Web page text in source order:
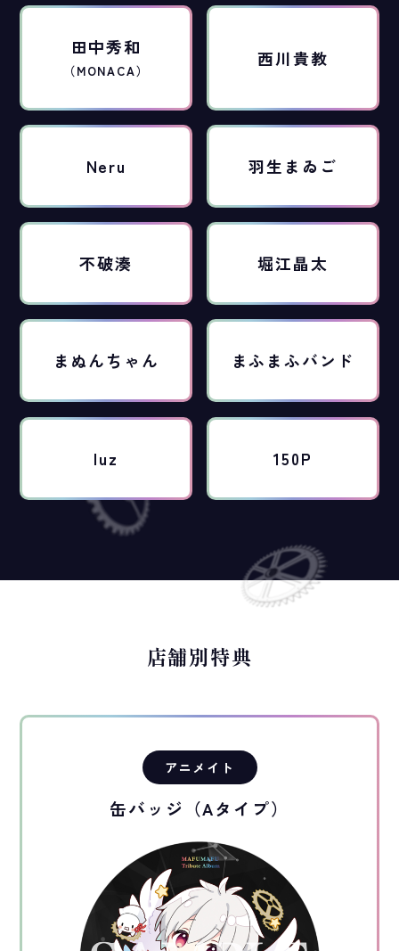
田中秀和
（MONACA）
西川貴教
Neru 羽生まゐご
不破湊 堀江晶太
まぬんちゃん まふまふバンド
luz 150P
店舗別特典
アニメイト
缶バッジ（Aタイプ）